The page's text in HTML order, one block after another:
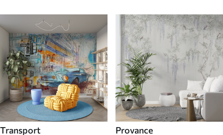
Transport Provance